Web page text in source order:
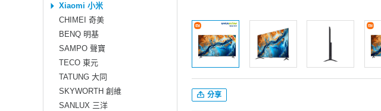
Xiaomi 小米
CHIMEI 奇美
BENQ 明基
SAMPO 聲寶
TECO 東元
TATUNG 大同
SKYWORTH 創維
SANLUX 三洋
分享